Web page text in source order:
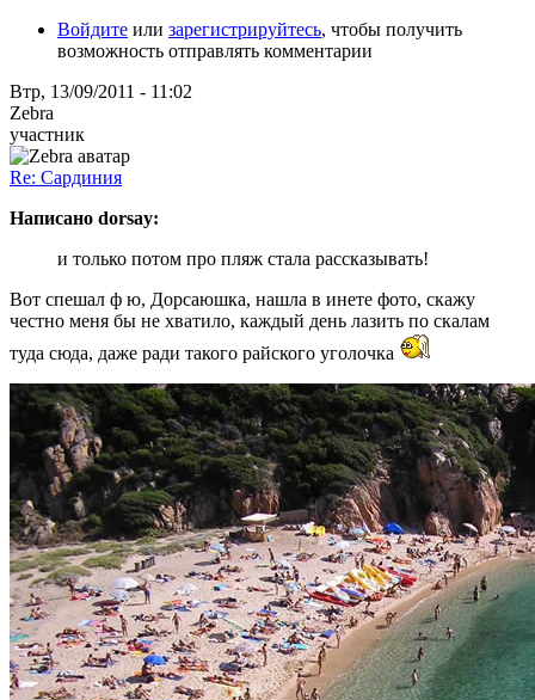
Войдите или зарегистрируйтесь, чтобы получить
возможность отправлять комментарии
Втр, 13/09/2011 - 11:02
Zebra
участник
Re: Сардиния
Написано dorsay:
и только потом про пляж стала рассказывать!
Вот спешал ф ю, Дорсаюшка, нашла в инете фото, скажу
честно меня бы не хватило, каждый день лазить по скалам
туда сюда, даже ради такого райского уголочка